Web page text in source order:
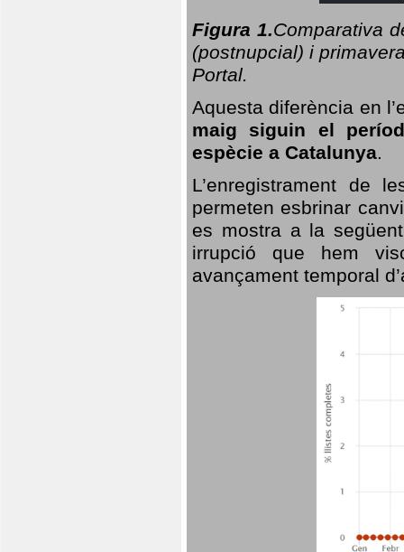
Figura 1.Comparativa
(postnupcial) i
Portal.
Aquesta diferència en
maig siguin el
espècie a Catalunya.
L’enregistrament de
permeten esbrinar
es mostra a la
irrupció que hem
avançament temporal